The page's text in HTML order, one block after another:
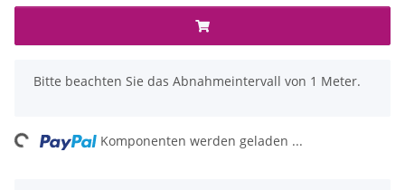
x
Bitte beachten Sie das Abnahmeintervall von 1 Meter.
Komponenten werden geladen ...